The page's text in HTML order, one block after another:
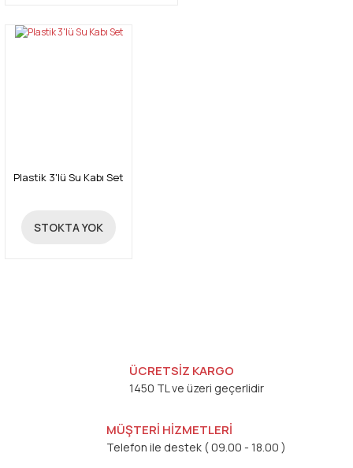
Plastik 3'lü Su Kabı Set
3,04 TL
STOKTA YOK
ÜCRETSİZ KARGO
1450 TL ve üzeri geçerlidir
MÜŞTERİ HİZMETLERİ
Telefon ile destek ( 09.00 - 18.00 )